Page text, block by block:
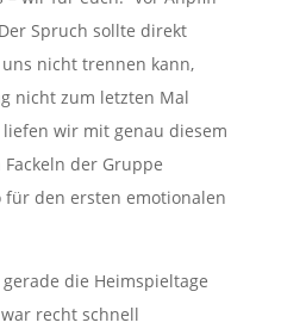
Spruch sollte direkt
nicht trennen kann,
nicht zum letzten Mal
wir mit genau diesem
der Gruppe
den ersten emotionalen
die Heimspieltage
recht schnell